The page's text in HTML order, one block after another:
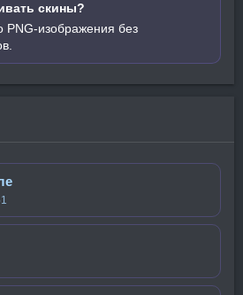
скины?
PNG-изображения без